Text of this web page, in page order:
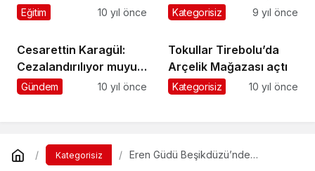
Temiz Sınıfı” seçildi
Eğitim 10 yıl önce
Mahallesi’nde toprağa
Kategorisiz 9 yıl önce
Cesarettin Karagül:
Cezalandırılıyor muyuz
?Gündem 10 yıl önce
Tokullar Tirebolu’da
Arçelik Mağazası açtı
Kategorisiz 10 yıl önce
Kategorisiz
Eren Güdü Beşikdüzü’nde